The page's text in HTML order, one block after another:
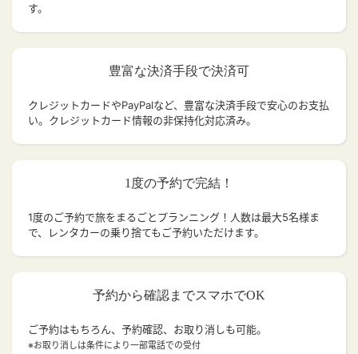
す。
豊富な決済手段で決済可
クレジットカードやPayPalなど、豊富な決済手段で安心のお支払
い。クレジットカード情報の非保持化対応済み。
1度の予約で完結！
1度のご予約で旅をまるごとプランニング！人数は最大5名様ま
で、レンタカーの乗り捨てもご予約いただけます。
予約から確認までスマホでOK
ご予約はもちろん、予約確認、お取り消しも可能。
※お取り消しは条件により一部電話での受付